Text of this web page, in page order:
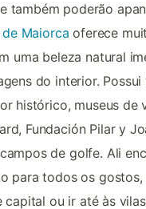
também poderão
de Maiorca oferece
uma beleza natural
do interior.
histórico, museus de
Fundación Pilar y
de golfe. Ali
para todos os
capital ou ir até às